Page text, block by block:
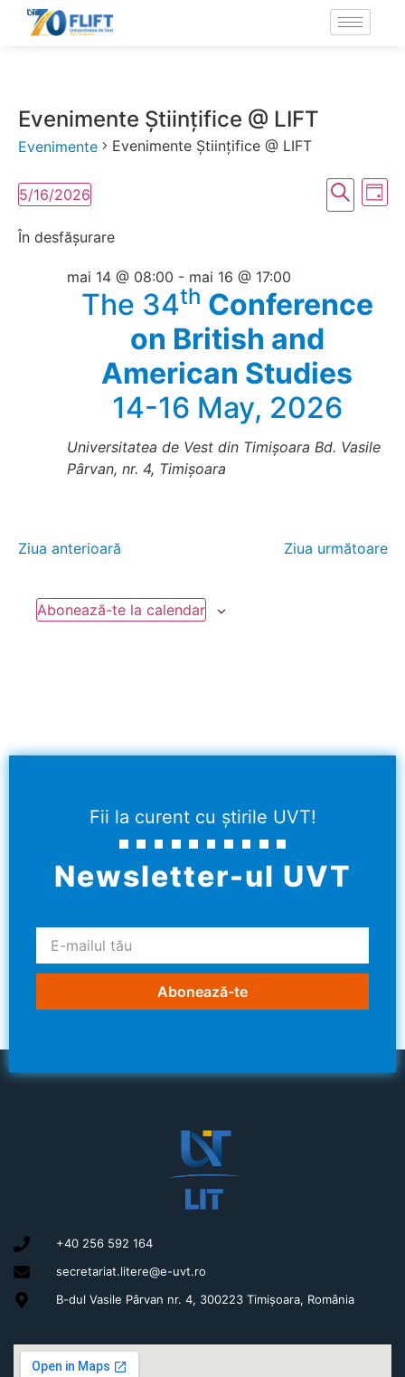
Evenimente Științifice @ LIFT
Evenimente Evenimente Științifice @ LIFT
și
Caută
Zi
5/16/2026
data.
În desfășurare
The 34th Conference
on British and
American Studies
14-16 May, 2026
mai 14 @ 08:00 - mai 16 @ 17:00
Universitatea de Vest din Timișoara Bd. Vasile
Pârvan, nr. 4, Timișoara
Ziua anterioară Ziua următoare
Abonează-te la calendar
Fii la curent cu știrile UVT!
Newsletter-ul UVT
Abonează-te
+40 256 592 164
secretariat.litere@e-uvt.ro
B-dul Vasile Pârvan nr. 4, 300223 Timișoara, România